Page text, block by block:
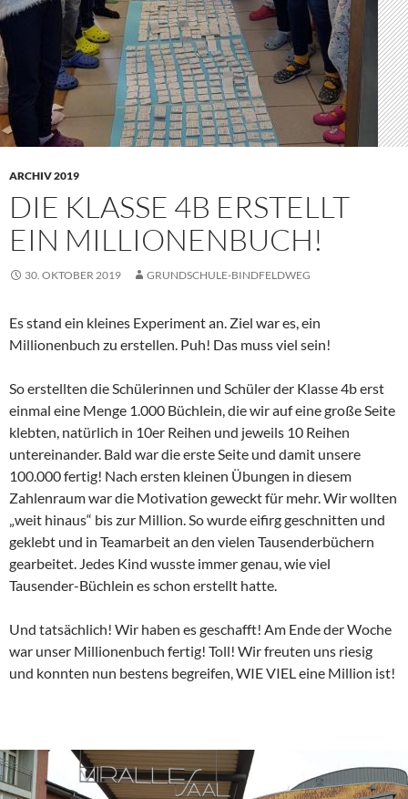
ARCHIV 2019
DIE KLASSE 4B ERSTELLT
EIN MILLIONENBUCH!
30. OKTOBER 2019 GRUNDSCHULE-BINDFELDWEG
Es stand ein kleines Experiment an. Ziel war es, ein
Millionenbuch zu erstellen. Puh! Das muss viel sein!
So erstellten die Schülerinnen und Schüler der Klasse 4b erst
einmal eine Menge 1.000 Büchlein, die wir auf eine große Seite
klebten, natürlich in 10er Reihen und jeweils 10 Reihen
untereinander. Bald war die erste Seite und damit unsere
100.000 fertig! Nach ersten kleinen Übungen in diesem
Zahlenraum war die Motivation geweckt für mehr. Wir wollten
„weit hinaus“ bis zur Million. So wurde eifirg geschnitten und
geklebt und in Teamarbeit an den vielen Tausenderbüchern
gearbeitet. Jedes Kind wusste immer genau, wie viel
Tausender-Büchlein es schon erstellt hatte.
Und tatsächlich! Wir haben es geschafft! Am Ende der Woche
war unser Millionenbuch fertig! Toll! Wir freuten uns riesig
und konnten nun bestens begreifen, WIE VIEL eine Million ist!